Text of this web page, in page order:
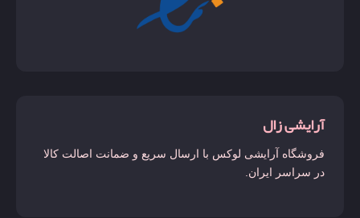
آرایشی زال
فروشگاه آرایشی لوکس با ارسال سریع و ضمانت اصالت کالا
در سراسر ایران.